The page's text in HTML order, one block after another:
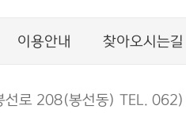
이용안내 찾아오시는길
선로 208(봉선동) TEL.